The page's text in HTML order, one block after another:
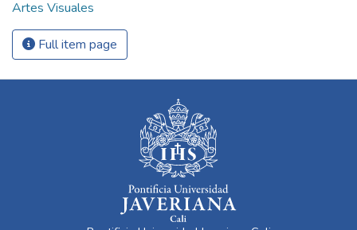
Artes Visuales
Full item page